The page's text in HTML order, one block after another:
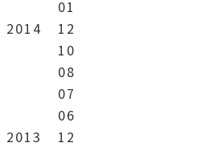
01
2014
12
10
08
07
06
2013
12